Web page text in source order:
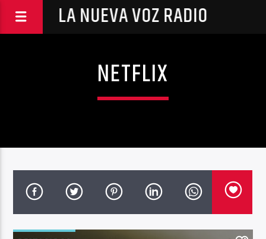
LA NUEVA VOZ RADIO
NETFLIX